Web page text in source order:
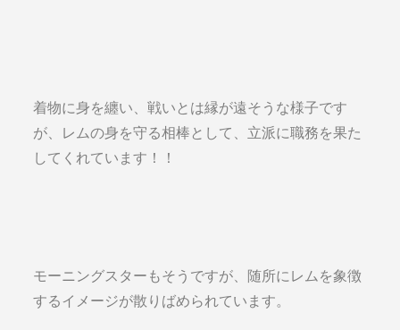
着物に身を纏い、戦いとは縁が遠そうな様子です
が、レムの身を守る相棒として、立派に職務を果た
してくれています！！
モーニングスターもそうですが、随所にレムを象徴
するイメージが散りばめられています。